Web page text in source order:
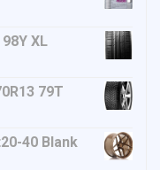
XL
79T
40 Blank